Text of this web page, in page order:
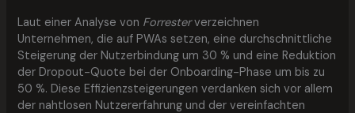
Laut einer Analyse von Forresterverzeichnen
Unternehmen, die auf PWAs setzen, eine durchschnittliche
Steigerung der Nutzerbindung um 30 % und eine Reduktion
der Dropout-Quote bei der Onboarding-Phase um bis zu
50 %. Diese Effizienzsteigerungen verdanken sich vor allem
der nahtlosen Nutzererfahrung und der vereinfachten